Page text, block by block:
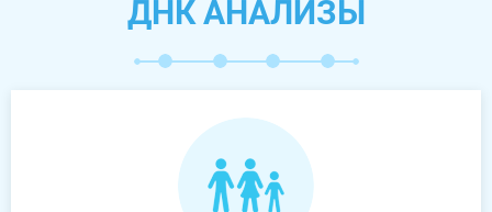
ДНК АНАЛИЗЫ